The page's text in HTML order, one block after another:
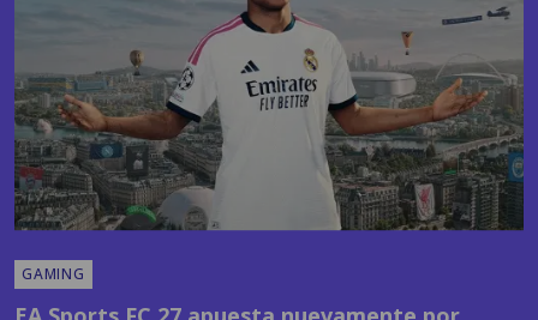
GAMING
Kylian Mbappé y anuncia la presentación oficial
del juego